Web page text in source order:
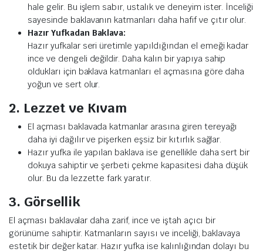
hale gelir. Bu işlem sabır, ustalık ve deneyim ister. İnceliği
sayesinde baklavanın katmanları daha hafif ve çıtır olur.
Hazır Yufkadan Baklava:
Hazır yufkalar seri üretimle yapıldığından el emeği kadar
ince ve dengeli değildir. Daha kalın bir yapıya sahip
oldukları için baklava katmanları el açmasına göre daha
yoğun ve sert olur.
2. Lezzet ve Kıvam
El açması baklavada katmanlar arasına giren tereyağı
daha iyi dağılır ve pişerken eşsiz bir kıtırlık sağlar.
Hazır yufka ile yapılan baklava ise genellikle daha sert bir
dokuya sahiptir ve şerbeti çekme kapasitesi daha düşük
olur. Bu da lezzette fark yaratır.
3. Görsellik
El açması baklavalar daha zarif, ince ve iştah açıcı bir
görünüme sahiptir. Katmanların sayısı ve inceliği, baklavaya
estetik bir değer katar. Hazır yufka ise kalınlığından dolayı bu